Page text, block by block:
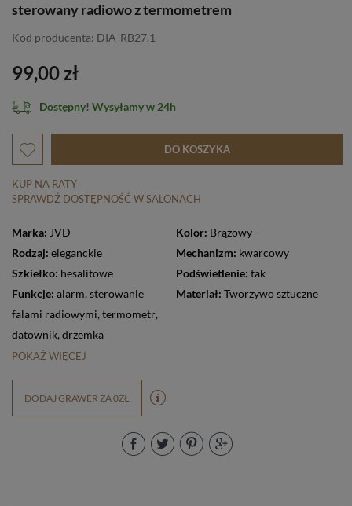
sterowany radiowo z termometrem
Kod producenta: DIA-RB27.1
99,00 zł
Dostępny! Wysyłamy w 24h
DO KOSZYKA
KUP NA RATY
SPRAWDŹ DOSTĘPNOŚĆ W SALONACH
Marka: JVD Kolor: Brązowy
Rodzaj: eleganckie Mechanizm: kwarcowy
Szkiełko: hesalitowe Podświetlenie: tak
Funkcje: alarm,
falami radiowymi, termometr,
datownik, drzemka
Materiał: Tworzywo sztuczne
POKAŻ WIĘCEJ
DODAJ GRAWER ZA 0ZŁ